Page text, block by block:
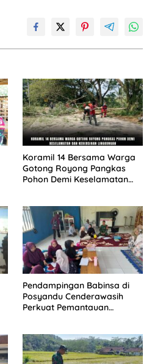
Koramil 14 Bersama Warga
Gotong Royong Pangkas
Pohon Demi Keselamatan
Pendampingan Babinsa di
Posyandu Cenderawasih
Perkuat Pemantauan